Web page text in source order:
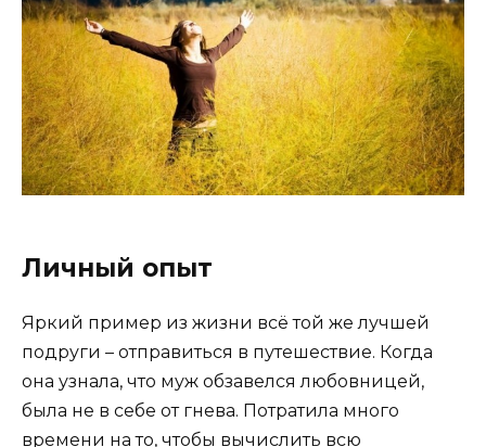
Личный опыт
Яркий пример из жизни всё той же лучшей
подруги – отправиться в путешествие. Когда
она узнала, что муж обзавелся любовницей,
была не в себе от гнева. Потратила много
времени на то, чтобы вычислить всю